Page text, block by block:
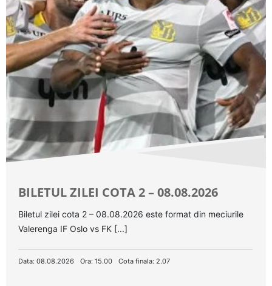
BILETUL ZILEI COTA 2 – 08.08.2026
Biletul zilei cota 2 – 08.08.2026 este format din meciurile
Valerenga IF Oslo vs FK [...]
Data: 08.08.2026 Ora: 15.00 Cota finala: 2.07